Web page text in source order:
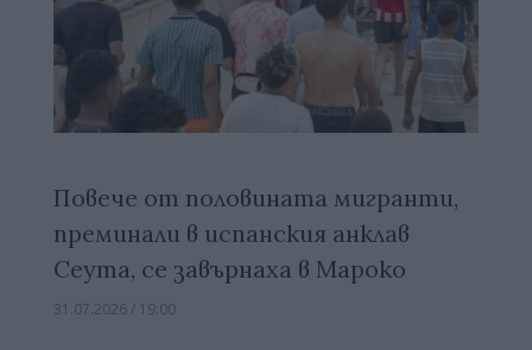
Повече от половината мигранти,
преминали в испанския анклав
Сеута, се завърнаха в Мароко
31.07.2026 / 19:00